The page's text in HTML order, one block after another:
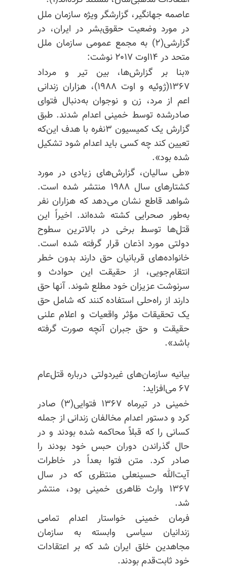
عاصمه جهانگیر، گزارشگر ویژه سازمان ملل
در مورد وضعیت حقوق‌بشر در ایران، در
گزارشی(۲) به مجمع عمومی سازمان ملل
متحد در ۱۴اوت ۲۰۱۷ نوشت:
«بنا بر گزارش‌ها، بین تیر و مرداد
۱۳۶۷(ژوئیه و اوت ۱۹۸۸)، هزاران زندانی
اعم از مرد، زن و نوجوان به‌دنبال فتوای
صادرشده توسط خمینی اعدام شدند. طبق
گزارش یک کمیسیون ۳نفره با هدف این‌که
تعیین کند چه کسی باید اعدام شود تشکیل
شده بود».
«طی سالیان، گزارش‌های زیادی در مورد
کشتارهای سال ۱۹۸۸ منتشر شده است.
شواهد قاطع نشان می‌دهد که هزاران نفر
به‌طور صحرایی کشته شده‌اند. اخیراً این
قتل‌ها توسط برخی در بالاترین سطوح
دولتی مورد اذعان قرار گرفته شده است.
خانواده‌های قربانیان حق دارند بدون خطر
انتقام‌جویی، از حقیقت این حوادث و
سرنوشت عزیزان خود مطلع شوند. آنها حق
دارند از راه‌حلی استفاده کنند که شامل حق
یک تحقیقات مؤثر واقعیات و اعلام علنی
حقیقت و حق جبران آنچه صورت گرفته
باشد».
بیانیه سازمان‌های غیردولتی درباره قتل‌عام
۶۷ می‌افزاید:
خمینی در تیرماه ۱۳۶۷ فتوایی(۳) صادر
کرد و دستور اعدام مخالفان زندانی از جمله
کسانی را که قبلاً محاکمه شده بودند و در
حال گذراندن دوران حبس خود بودند را
صادر کرد. متن فتوا بعداً در خاطرات
آیت‌الله حسینعلی منتظری که در سال
۱۳۶۷ وارث ظاهری خمینی بود، منتشر
شد.
فرمان خمینی خواستار اعدام تمامی
زندانیان سیاسی وابسته به سازمان
مجاهدین خلق ایران شد که بر اعتقادات
خود ثابت‌قدم بودند.